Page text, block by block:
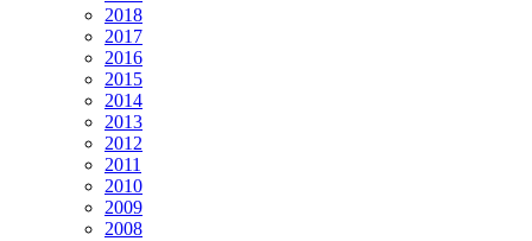
2018
2017
2016
2015
2014
2013
2012
2011
2010
2009
2008